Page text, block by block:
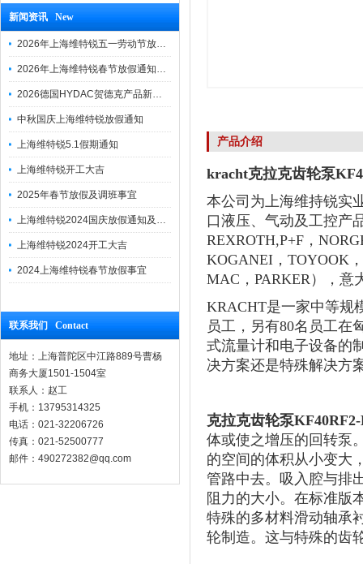
新闻资讯 New
2026年上海维特锐五一劳动节放假通知
2026年上海维特锐春节放假通知及调班安排
2026德国HYDAC贺德克产品新到一批现货
中秋国庆上海维特锐放假通知
上海维特锐5.1假期通知
上海维特锐开工大吉
2025年春节放假及调班事宜
上海维特锐2024国庆放假通知及调休安排
上海维特锐2024开工大吉
2024上海维特锐春节放假事宜
联系我们 Contact
地址：上海普陀区中江路889号曹杨
商务大厦1501-1504室
联系人：赵工
手机：13795314325
电话：021-32206726
传真：021-52500777
邮件：490272382@qq.com
产品介绍
kracht克拉克齿轮泵
本公司为上海维持锐实
口液压、气动及工控产
REXROTH,P+F，
KOGANEI，TOYOOK
MAC，PARKER），意
KRACHT是一家中等规
员工，另有80名员工在
式流量计和电子设备的
决方案还是特殊解决方
克拉克齿轮泵KF40RF2-
体或使之增压的回转泵
的空间的体积从小变大
管路中去。吸入腔与排
阻力的大小。在标准版
特殊的多材料滑动轴承
轮制造。这与特殊的齿